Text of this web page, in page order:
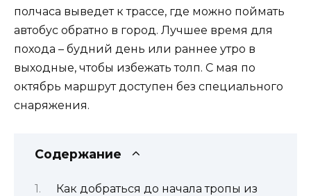
полчаса выведет к трассе, где можно поймать
автобус обратно в город. Лучшее время для
похода – будний день или раннее утро в
выходные, чтобы избежать толп. С мая по
октябрь маршрут доступен без специального
снаряжения.
Содержание
Как добраться до начала тропы из